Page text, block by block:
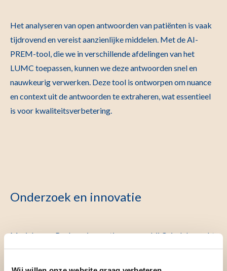
Het analyseren van open antwoorden van patiënten is vaak
tijdrovend en vereist aanzienlijke middelen. Met de AI-
PREM-tool, die we in verschillende afdelingen van het
LUMC toepassen, kunnen we deze antwoorden snel en
nauwkeurig verwerken. Deze tool is ontworpen om nuance
en context uit de antwoorden te extraheren, wat essentieel
is voor kwaliteitsverbetering.
Onderzoek en innovatie
Marieke van Buchem, innovatiemanager bij Cairelab, werkt
samen met Hileen Boosman aan een project dat is gericht